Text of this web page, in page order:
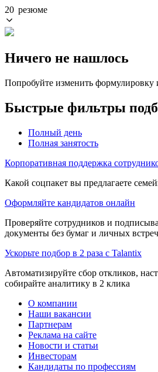
20 резюме
Ничего не нашлось
Попробуйте изменить формулировку
Быстрые фильтры
Полный день
Полная занятость
Корпоративная поддержка
Какой соцпакет вы предлагаете
Оформляйте кандидатов онлайн
Проверяйте сотрудников и
документы без бумаг и личных встреч
Ускорьте подбор в 2 раза с Talantix
Автоматизируйте сбор откликов,
собирайте аналитику в 2 клика
О компании
Наши вакансии
Партнерам
Реклама на сайте
Новости и статьи
Инвесторам
Кандидаты по профессиям